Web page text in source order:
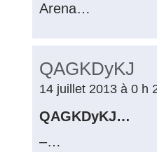
Arena…
QAGKDyKJ
14 juillet 2013 à 0 h
QAGKDyKJ…
–…